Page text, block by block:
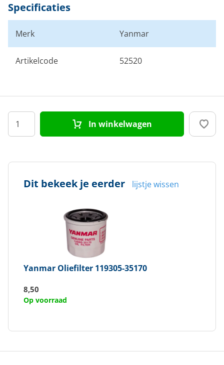
Specificaties
Merk Yanmar
Artikelcode 52520
In winkelwagen
Dit bekeek je eerder lijstje wissen
Yanmar Oliefilter 119305-35170
8,50
Op voorraad